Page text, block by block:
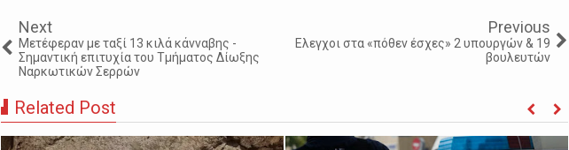
Next
Μετέφεραν με ταξί 13 κιλά κάνναβης -
Σημαντική επιτυχία του Τμήματος Δίωξης
Ναρκωτικών Σερρών
Previous
Ελεγχοι στα «πόθεν έσχες» 2 υπουργών & 19
βουλευτών
Related Post